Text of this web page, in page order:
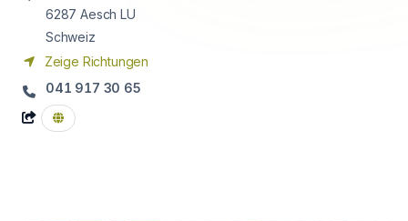
6287 Aesch LU
Schweiz
Zeige Richtungen
041 917 30 65